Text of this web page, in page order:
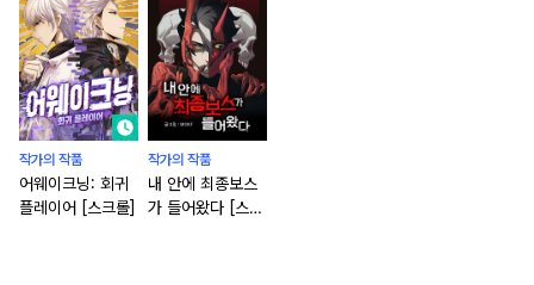
작가의 작품
어웨이크닝: 회귀
플레이어 [스크롤]
작가의 작품
내 안에 최종보스
가 들어왔다 [스크